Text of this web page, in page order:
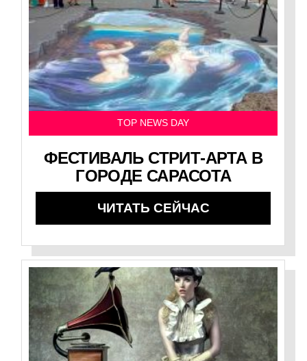
TOP NEWS DAY
ФЕСТИВАЛЬ СТРИТ-АРТА В
ГОРОДЕ САРАСОТА
ЧИТАТЬ СЕЙЧАС